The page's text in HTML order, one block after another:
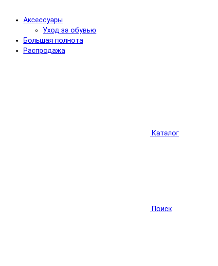
Аксессуары
Уход за обувью
Большая полнота
Распродажа
Каталог
Поиск